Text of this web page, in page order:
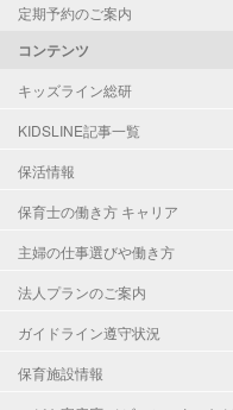
定期予約のご案内
コンテンツ
キッズライン総研
KIDSLINE記事一覧
保活情報
保育士の働き方 キャリア
主婦の仕事選びや働き方
法人プランのご案内
ガイドライン遵守状況
保育施設情報